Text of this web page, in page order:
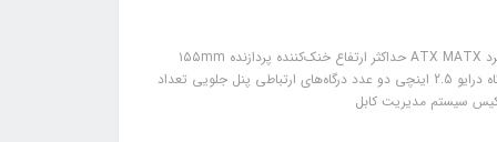
مشخصات: ابعاد ۳۹۰x۲۰۰x۴۴۹ mm میلی‌متر وزن ۵۷۰۰ کیلوگرم سازگاری با مادربرد ATX MATX حداکثر ارتفاع خنک‌کننده پردازنده ۱۵۵mm
میلی‌متر حداکثر طول کارت گرافیک ۳۳۰mm میلی‌متر ساختار ذخیره‌سازی تعداد جایگاه درایو 2.5 اینچی دو عدد درگاه‌های ارتباطی پنل جلویی تعداد